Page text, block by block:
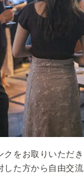
クをお取りいただ
した方から自由交